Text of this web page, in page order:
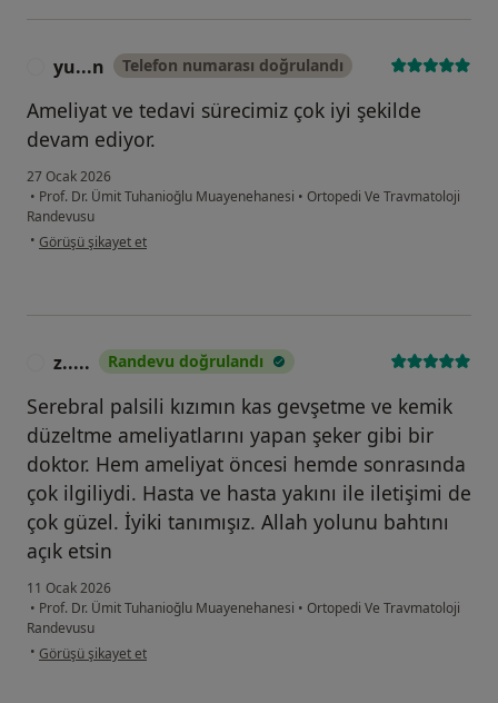
yu...n Telefon numarası doğrulandı
Ameliyat ve tedavi sürecimiz çok iyi şekilde
devam ediyor.
27 Ocak 2026
• Prof. Dr. Ümit Tuhanioğlu Muayenehanesi • Ortopedi Ve Travmatoloji
Randevusu
• kullanıcının görüşüne göre yu...n
Görüşü şikayet et
z..... Randevu doğrulandı
Serebral palsili kızımın kas gevşetme ve kemik
düzeltme ameliyatlarını yapan şeker gibi bir
doktor. Hem ameliyat öncesi hemde sonrasında
çok ilgiliydi. Hasta ve hasta yakını ile iletişimi de
çok güzel. İyiki tanımışız. Allah yolunu bahtını
açık etsin
11 Ocak 2026
• Prof. Dr. Ümit Tuhanioğlu Muayenehanesi • Ortopedi Ve Travmatoloji
Randevusu
• kullanıcının görüşüne göre z.....
Görüşü şikayet et